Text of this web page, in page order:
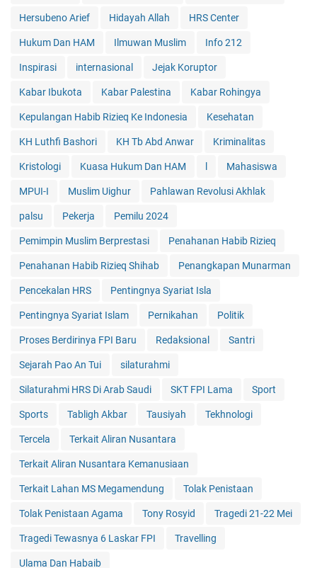
Hersubeno Arief Hidayah Allah HRS Center
Hukum Dan HAM Ilmuwan Muslim Info 212
Inspirasi internasional Jejak Koruptor
Kabar Ibukota Kabar Palestina Kabar Rohingya
Kepulangan Habib Rizieq Ke Indonesia Kesehatan
KH Luthfi Bashori KH Tb Abd Anwar Kriminalitas
Kristologi Kuasa Hukum Dan HAM Mahasiswa
MPUI-I Muslim Uighur Pahlawan Revolusi Akhlak
palsu Pekerja Pemilu 2024
Pemimpin Muslim Berprestasi Penahanan Habib Rizieq
Penahanan Habib Rizieq Shihab Penangkapan Munarman
Pencekalan HRS Pentingnya Syariat Isla
Pentingnya Syariat Islam Pernikahan Politik
Proses Berdirinya FPI Baru Redaksional Santri
Sejarah Pao An Tui silaturahmi
Silaturahmi HRS Di Arab Saudi SKT FPI Lama Sport
Sports Tabligh Akbar Tausiyah Tekhnologi
Tercela Terkait Aliran Nusantara
Terkait Aliran Nusantara Kemanusiaan
Terkait Lahan MS Megamendung Tolak Penistaan
Tolak Penistaan Agama Tony Rosyid Tragedi 21-22 Mei
Tragedi Tewasnya 6 Laskar FPI Travelling
Ulama Dan Habaib